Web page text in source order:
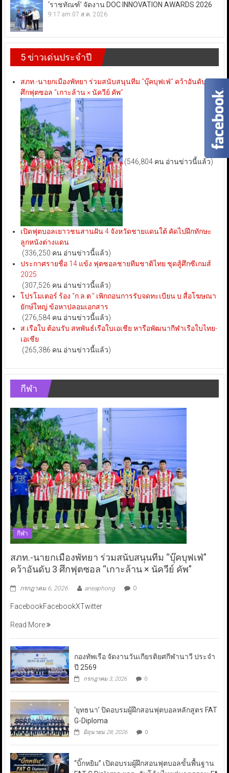
‘ราชทัณฑ์’ จัดงาน DOC INNOVATION AWARDS 2026
9:17 am 07 ส.ค. 2026
5 ข่าวเด่นประจำปี
สภท.-นายกเมืองพัทยา ร่วมสนับสนุนทีม “บุ๊คบุฟเฟ่” คว้าอันดับ 3
ศึกฟุตซอล “เกาะล้าน × นัควีย์ คัพ”
(546,804 คน อ่านข่าวนี้แล้ว)
เปิดฟุตบอลเยาวชนสานฝัน 4 จังหวัดชายแดนใต้ คัดไปฝึกทักษะ
ลูกหนังต่างแดน
(336,250 คน อ่านข่าวนี้แล้ว)
ประกาศรายชื่อ 14 แข้ง ฟุตซอลชายทีมชาติไทย ชุดสู้ศึกซีเกมส์
2025
(307,526 คน อ่านข่าวนี้แล้ว)
โปรโมเตอร์ ร้อง “ก.ล.ต.” เพิกถอนการรับจดทะเบียน บ.สื่อโฆษณา
ยักษ์ใหญ่ ข้อหาปลอมเอกสาร
(276,584 คน อ่านข่าวนี้แล้ว)
ส.เรือใบ ต้อนรับ สหพันธ์เรือใบเอเชีย หารือพัฒนากีฬาเรือใบไทย-
เอเชีย
(265,386 คน อ่านข่าวนี้แล้ว)
กีฬา
กีฬา
สภท.-นายกเมืองพัทยา ร่วมสนับสนุนทีม “บุ๊คบุฟเฟ่”
คว้าอันดับ 3 ศึกฟุตซอล “เกาะล้าน × นัควีย์ คัพ”
กรกฎาคม 6, 2026 aneaphong 0
FacebookFacebookXTwitter
Read More
กองทัพเรือ จัดงานวันเกียรติยศกีฬานาวี ประจำ
ปี 2569
กรกฎาคม 3, 2026 0
‘ยุทธนา’ ปิดอบรมผู้ฝึกสอนฟุตบอลหลักสูตร FAT
G-Diploma
มิถุนายน 28, 2026 0
“บิ๊กหยิม” เปิดอบรมผู้ฝึกสอนฟุตบอลขั้นพื้นฐาน